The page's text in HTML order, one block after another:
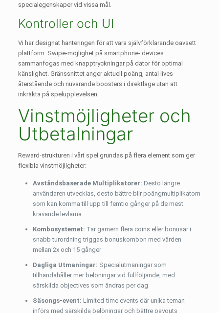
specialegenskaper vid vissa mål.
Kontroller och UI
Vi har designat hanteringen för att vara självförklarande oavsett
plattform. Swipe-möjlighet på smartphone- devices
sammanfogas med knapptryckningar på dator för optimal
känslighet. Gränssnittet anger aktuell poäng, antal lives
återstående och nuvarande boosters i direktläge utan att
inkräkta på spelupplevelsen.
Vinstmöjligheter och
Utbetalningar
Reward-strukturen i vårt spel grundas på flera element som ger
flexibla vinstmöjligheter:
Avståndsbaserade Multiplikatorer: Desto längre
användaren utvecklas, desto bättre blir poängmultiplikatorn
som kan komma till upp till femtio gånger på de mest
krävande levlarna
Kombosystemet: Tar gamern flera coins eller bonusar i
snabb turordning triggas bonuskombon med värden
mellan 2x och 15 gånger
Dagliga Utmaningar: Specialutmaningar som
tillhandahåller mer belöningar vid fullföljande, med
särskilda objectives som ändras per dag
Säsongs-event: Limited-time events där unika teman
införs med särskilda belöningar och bättre payouts